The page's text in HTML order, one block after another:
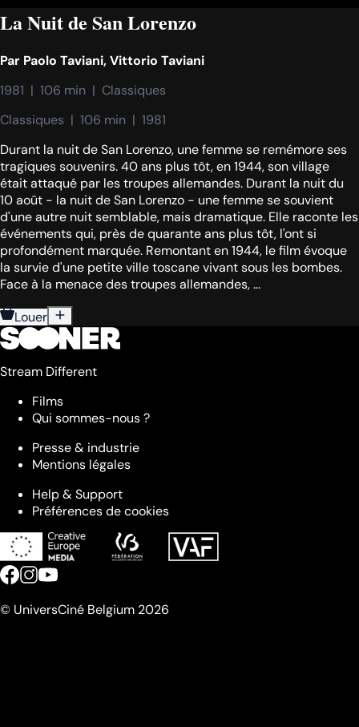
La Nuit de San Lorenzo
Par Paolo Taviani,Vittorio Taviani
1981  |  106 min  |  Classiques
Classiques  |  106 min  |  1981
Durant la nuit de San Lorenzo, une femme se remémore ses
tragiques souvenirs. 40 ans plus tôt, en 1944, son village
était attaqué par les troupes allemandes. Durant la nuit du
10 août - la nuit de San Lorenzo - une femme se souvient
d'une autre nuit semblable, mais dramatique. Elle raconte les
événements qui, près de quarante ans plus tôt, l'ont si
profondément marquée. Remontant en 1944, le film évoque
la survie d'une petite ville toscane vivant sous les bombes.
Face à la menace des troupes allemandes, ...
Louer
Stream Different
Films
Qui sommes-nous ?
Presse & industrie
Mentions légales
Help & Support
Préférences de cookies
© UniversCiné Belgium 2026